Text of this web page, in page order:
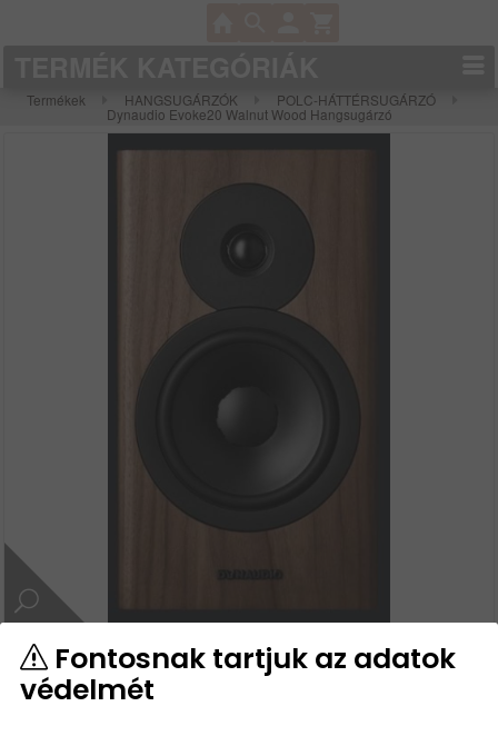
Termékek HANGSUGÁRZÓK POLC-HÁTTÉRSUGÁRZÓ
Dynaudio Evoke20 Walnut Wood Hangsugárzó
DYNAUDIO EVOKE20
WALNUT WOOD
Fontosnak tartjuk az adatok
védelmét